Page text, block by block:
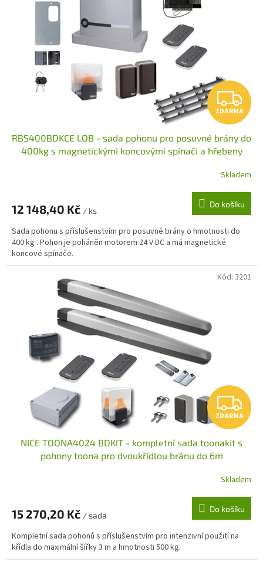
Z
D
A
R
M
A
ZDARMA
RBS400BDKCE LOB - sada pohonu pro posuvné brány do
400kg s magnetickými koncovými spínači a hřebeny
Skladem
12 148,40 Kč / ks
Do košíku
Sada pohonu s příslušenstvím pro posuvné brány o hmotnosti do
400 kg . Pohon je poháněn motorem 24 V DC a má magnetické
koncové spínače.
Z
D
A
R
M
A
ZDARMA
NICE TOONA4024 BDKIT - kompletní sada toonakit s
pohony toona pro dvoukřídlou bránu do 6m
Skladem
15 270,20 Kč / sada
Do košíku
Kompletní sada pohonů s příslušenstvím pro intenzivní použití na
křídla do maximální šířky 3 m a hmotnosti 500 kg.
Kód: 3201